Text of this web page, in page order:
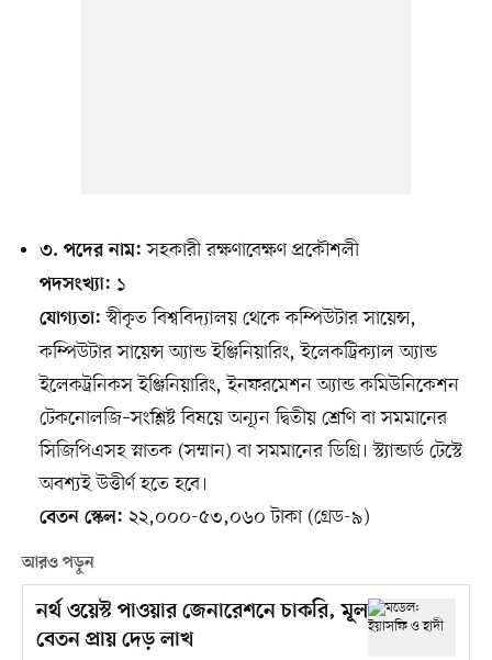
৩. পদের নাম: সহকারী রক্ষণাবেক্ষণ প্রকৌশলী
পদসংখ্যা: ১
যোগ্যতা: স্বীকৃত বিশ্ববিদ্যালয় থেকে কম্পিউটার সায়েন্স,
কম্পিউটার সায়েন্স অ্যান্ড ইঞ্জিনিয়ারিং, ইলেকট্রিক্যাল অ্যান্ড
ইলেকট্রনিকস ইঞ্জিনিয়ারিং, ইনফরমেশন অ্যান্ড কমিউনিকেশন
টেকনোলজি–সংশ্লিষ্ট বিষয়ে অন্যূন দ্বিতীয় শ্রেণি বা সমমানের
সিজিপিএসহ স্নাতক (সম্মান) বা সমমানের ডিগ্রি। স্ট্যান্ডার্ড টেস্টে
অবশ্যই উত্তীর্ণ হতে হবে।
বেতন স্কেল: ২২,০০০-৫৩,০৬০ টাকা (গ্রেড-৯)
আরও পড়ুন
নর্থ ওয়েস্ট পাওয়ার জেনারেশনে চাকরি, মূল
বেতন প্রায় দেড় লাখ